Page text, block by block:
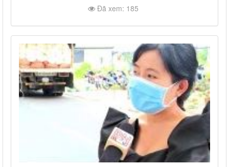
Đã xem: 185